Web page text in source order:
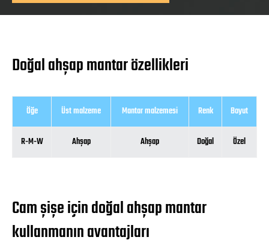
Doğal ahşap mantar özellikleri
Öğe Üst malzeme Mantar malzemesi Renk Boyut
R-M-W Ahşap Ahşap Doğal Özel
Cam şişe için doğal ahşap mantar
kullanmanın avantajları